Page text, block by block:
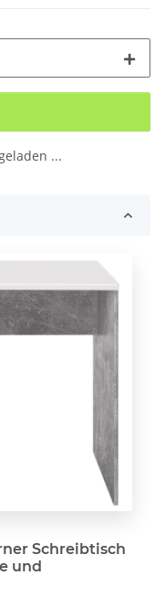
...
Schreibtisch
und